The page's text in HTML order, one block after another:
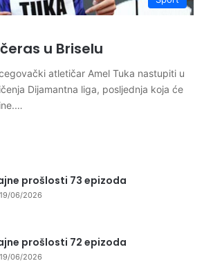
u Briselu
atletičar Amel Tuka nastupiti u
Dijamantna liga, posljednja koja će
prošlosti 73 epizoda
19/06/2026
prošlosti 72 epizoda
19/06/2026